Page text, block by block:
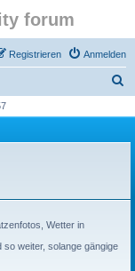
forum
Anmelden
Registrieren
h
Wetter in
weiter, solange gängige